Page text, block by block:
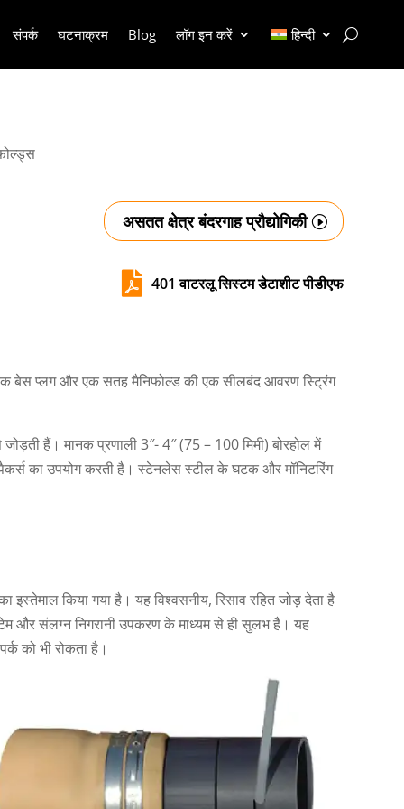
संपर्क घटनाक्रम Blog लॉग इन करें हिन्दी
असतत क्षेत्र बंदरगाह प्रौद्योगिकी
 401 वाटरलू सिस्टम डेटाशीट पीडीएफ
एक बेस प्लग और एक सतह मैनिफोल्ड की एक सीलबंद आवरण स्ट्रिंग
हैं। मानक प्रणाली 3″- 4″ (75 – 100 मिमी) बोरहोल में
का उपयोग करती है। स्टेनलेस स्टील के घटक और मॉनिटरिंग
किया गया है। यह विश्वसनीय, रिसाव रहित जोड़ देता है
और संलग्न निगरानी उपकरण के माध्यम से ही सुलभ है। यह
को भी रोकता है।